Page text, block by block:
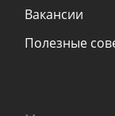
Вакансии
Полезные